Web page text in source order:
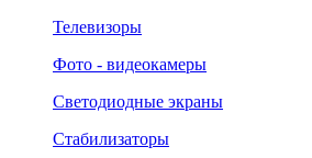
Телевизоры
Фото - видеокамеры
Светодиодные экраны
Стабилизаторы